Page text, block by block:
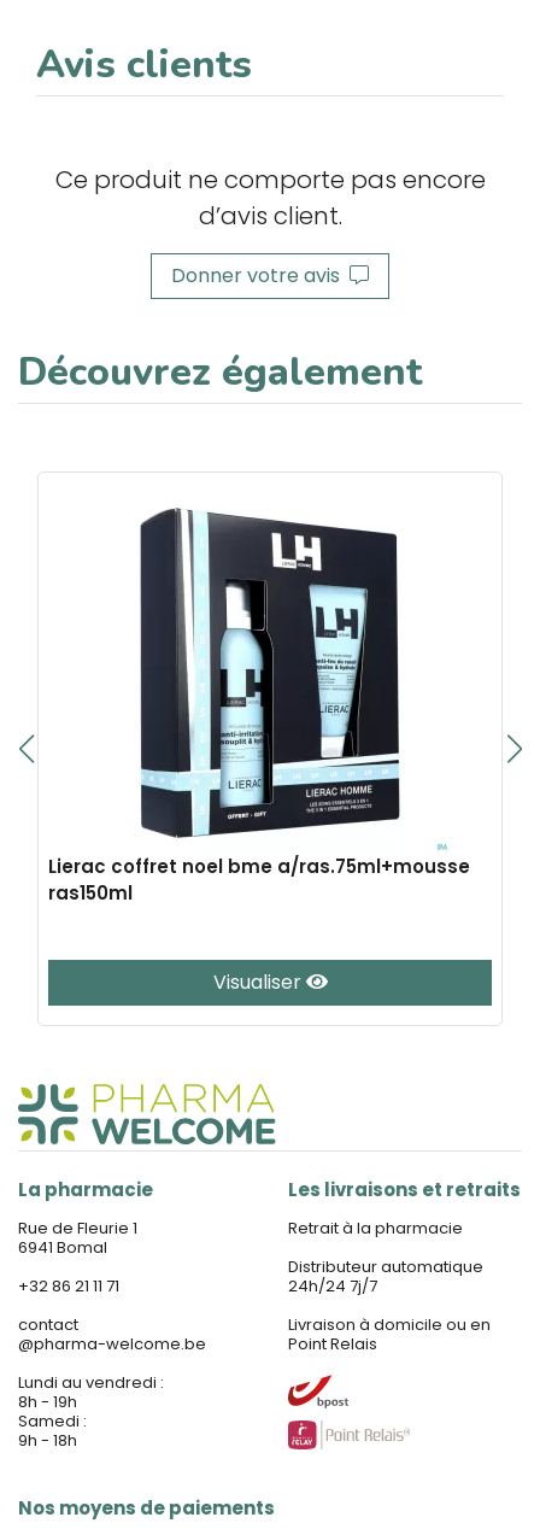
Avis clients
Ce produit ne comporte pas encore
d’avis client.
Donner votre avis
Découvrez également
Lierac coffret noel bme a/ras.75ml+mousse
ras150ml
Visualiser
La pharmacie
Rue de Fleurie 1
6941 Bomal
+32 86 21 11 71
contact
@pharma-welcome.be
Lundi au vendredi :
8h - 19h
Samedi :
9h - 18h
Nos moyens de paiements
Les livraisons et retraits
Retrait à la pharmacie
Distributeur automatique
24h/24 7j/7
Livraison à domicile ou en
Point Relais